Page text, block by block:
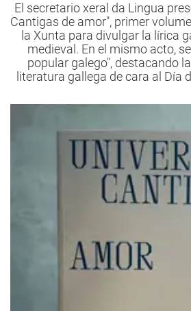
El secretario xeral da Lingua
Cantigas de amor", primer
la Xunta para divulgar la lírica
medieval. En el mismo acto,
popular galego", destacando
literatura gallega de cara al Día